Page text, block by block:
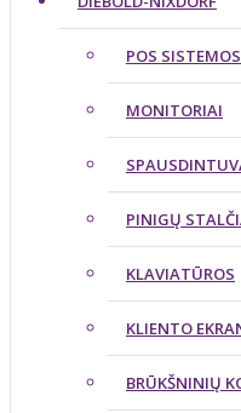
POS SISTEMOS
MONITORIAI
PINIGŲ
KLAVIATŪROS
KLIENTO
BRŪKŠNINIŲ